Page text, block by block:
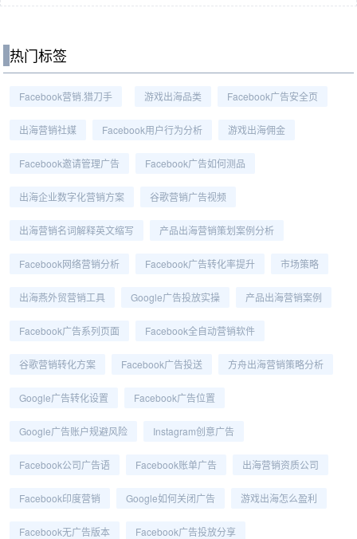
热门标签
Facebook营销.猎刀手 游戏出海品类 Facebook广告安全页
出海营销社媒 Facebook用户行为分析 游戏出海佣金
Facebook邀请管理广告 Facebook广告如何测品
出海企业数字化营销方案 谷歌营销广告视频
出海营销名词解释英文缩写 产品出海营销策划案例分析
Facebook网络营销分析 Facebook广告转化率提升 市场策略
出海燕外贸营销工具 Google广告投放实操 产品出海营销案例
Facebook广告系列页面 Facebook全自动营销软件
谷歌营销转化方案 Facebook广告投送 方舟出海营销策略分析
Google广告转化设置 Facebook广告位置
Google广告账户规避风险 Instagram创意广告
Facebook公司广告语 Facebook账单广告 出海营销资质公司
Facebook印度营销 Google如何关闭广告 游戏出海怎么盈利
Facebook无广告版本 Facebook广告投放分享